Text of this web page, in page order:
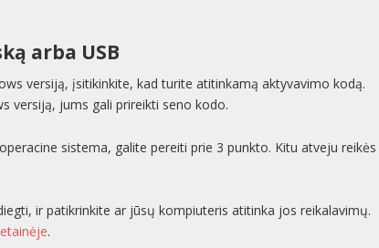
arba USB
versiją, įsitikinkite, kad turite atitinkamą aktyvavimo kodą.
versiją, jums gali prireikti seno kodo.
sistema, galite pereiti prie 3 punkto. Kitu atveju reikės
ir patikrinkite ar jūsų kompiuteris atitinka jos reikalavimų.
.